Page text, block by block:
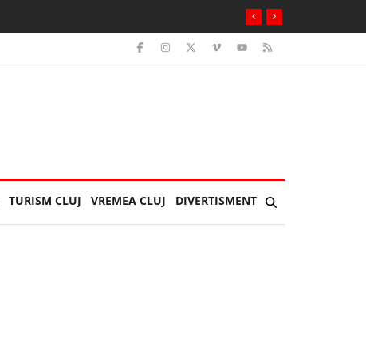
TURISM CLUJ VREMEA CLUJ DIVERTISMENT